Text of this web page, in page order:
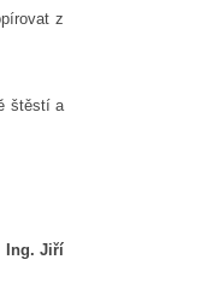
z
štěstí a
Jiří